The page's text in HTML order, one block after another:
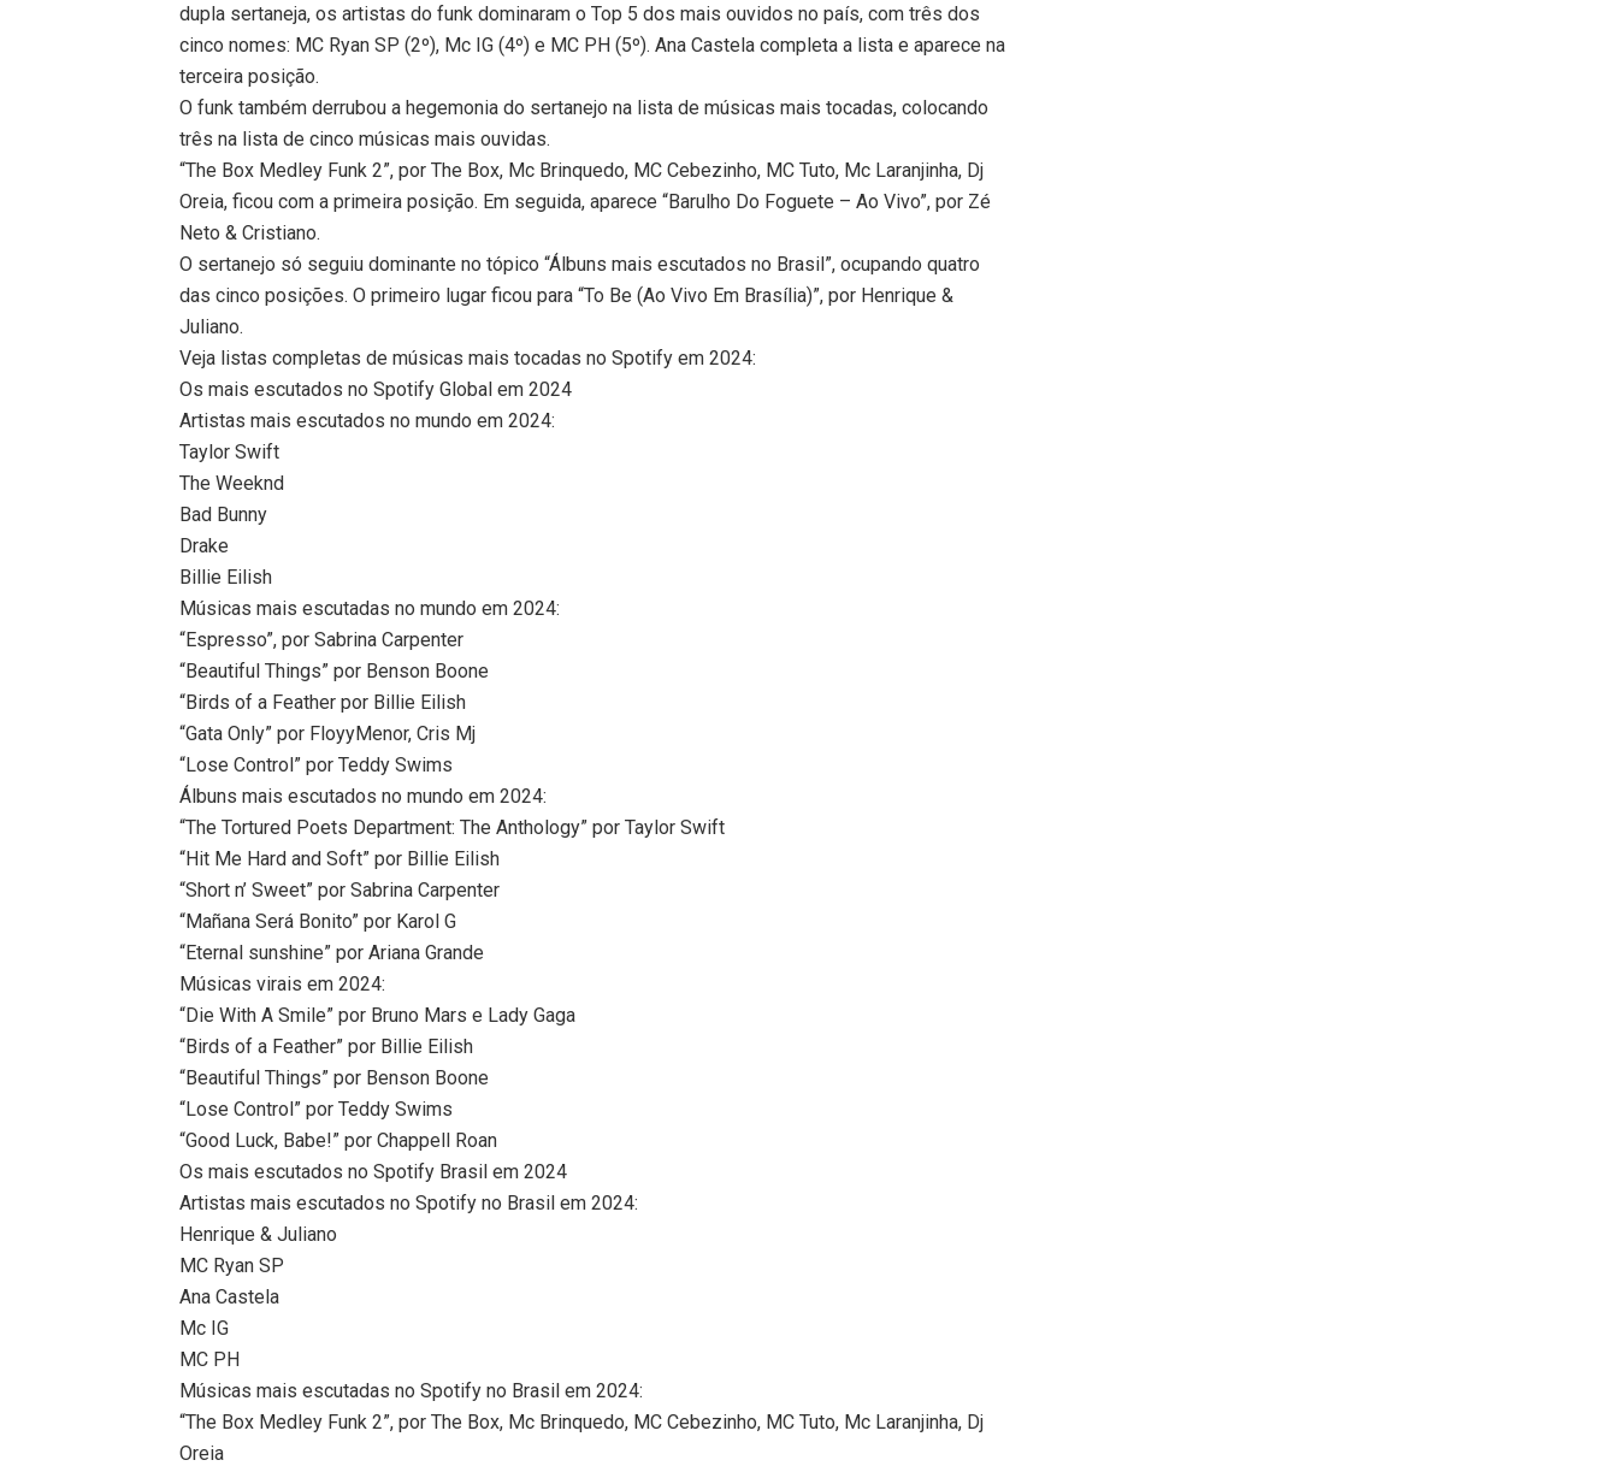
dupla sertaneja, os artistas do funk dominaram o Top 5 dos mais ouvidos no país, com três dos
cinco nomes: MC Ryan SP (2º), Mc IG (4º) e MC PH (5º). Ana Castela completa a lista e aparece na
terceira posição.
O funk também derrubou a hegemonia do sertanejo na lista de músicas mais tocadas, colocando
três na lista de cinco músicas mais ouvidas.
“The Box Medley Funk 2”, por The Box, Mc Brinquedo, MC Cebezinho, MC Tuto, Mc Laranjinha, Dj
Oreia, ficou com a primeira posição. Em seguida, aparece “Barulho Do Foguete – Ao Vivo”, por Zé
Neto & Cristiano.
O sertanejo só seguiu dominante no tópico “Álbuns mais escutados no Brasil”, ocupando quatro
das cinco posições. O primeiro lugar ficou para “To Be (Ao Vivo Em Brasília)”, por Henrique &
Juliano.
Veja listas completas de músicas mais tocadas no Spotify em 2024:
Os mais escutados no Spotify Global em 2024
Artistas mais escutados no mundo em 2024:
Taylor Swift
The Weeknd
Bad Bunny
Drake
Billie Eilish
Músicas mais escutadas no mundo em 2024:
“Espresso”, por Sabrina Carpenter
“Beautiful Things” por Benson Boone
“Birds of a Feather por Billie Eilish
“Gata Only” por FloyyMenor, Cris Mj
“Lose Control” por Teddy Swims
Álbuns mais escutados no mundo em 2024:
“The Tortured Poets Department: The Anthology” por Taylor Swift
“Hit Me Hard and Soft” por Billie Eilish
“Short n’ Sweet” por Sabrina Carpenter
“Mañana Será Bonito” por Karol G
“Eternal sunshine” por Ariana Grande
Músicas virais em 2024:
“Die With A Smile” por Bruno Mars e Lady Gaga
“Birds of a Feather” por Billie Eilish
“Beautiful Things” por Benson Boone
“Lose Control” por Teddy Swims
“Good Luck, Babe!” por Chappell Roan
Os mais escutados no Spotify Brasil em 2024
Artistas mais escutados no Spotify no Brasil em 2024:
Henrique & Juliano
MC Ryan SP
Ana Castela
Mc IG
MC PH
Músicas mais escutadas no Spotify no Brasil em 2024:
“The Box Medley Funk 2”, por The Box, Mc Brinquedo, MC Cebezinho, MC Tuto, Mc Laranjinha, Dj
Oreia